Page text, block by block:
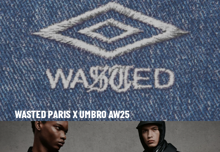
WASTED PARIS X UMBRO AW25